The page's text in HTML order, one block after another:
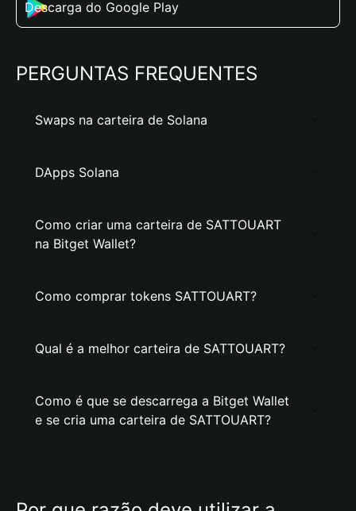
Descarga do Google Play
PERGUNTAS FREQUENTES
Swaps na carteira de Solana
DApps Solana
Como criar uma carteira de SATTOUART
na Bitget Wallet?
Como comprar tokens SATTOUART?
Qual é a melhor carteira de SATTOUART?
Como é que se descarrega a Bitget Wallet
e se cria uma carteira de SATTOUART?